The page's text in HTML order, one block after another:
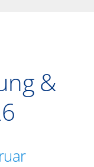
&